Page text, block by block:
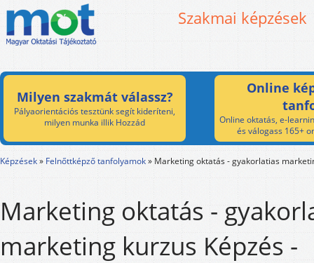
Szakmai képzések
Milyen szakmát válassz?
Pályaorientációs tesztünk segít kideríteni,
milyen munka illik Hozzád
Online
Online oktatás, e-
és válogass 165+
Képzések» Felnőttképző tanfolyamok» Marketing oktatás - gyakorlatias
Marketing oktatás -
marketing kurzus Képzés -